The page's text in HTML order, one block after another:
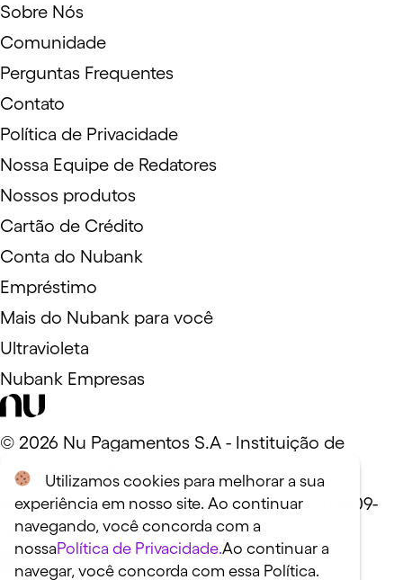
Sobre Nós
Comunidade
Perguntas Frequentes
Contato
Política de Privacidade
Nossa Equipe de Redatores
Nossos produtos
Cartão de Crédito
Conta do Nubank
Empréstimo
Mais do Nubank para você
Ultravioleta
Nubank Empresas
© 2026 Nu Pagamentos S.A - Instituição de
Pagamento. 18.236.120/0001-58
Rua Capote Valente, 39 - São Paulo, SP - 05409-
000
Utilizamos cookies para melhorar a sua
experiência em nosso site. Ao continuar
navegando, você concorda com a
nossaPolítica de Privacidade.Ao continuar a
navegar, você concorda com essa Política.